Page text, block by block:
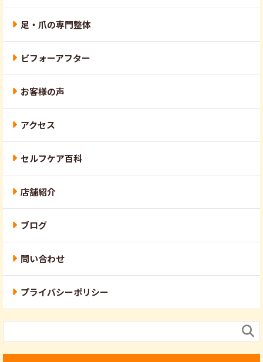
足・爪の専門整体
ビフォーアフター
お客様の声
アクセス
セルフケア百科
店舗紹介
ブログ
問い合わせ
プライバシーポリシー
